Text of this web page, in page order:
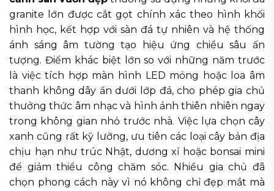
granite lớn được cắt gọt chính xác theo hình khối
hình học, kết hợp với sàn đá tự nhiên và hệ thống
ánh sáng âm tường tạo hiệu ứng chiều sâu ấn
tượng. Điểm khác biệt lớn so với những năm trước
là việc tích hợp màn hình LED mỏng hoặc loa âm
thanh không dây ẩn dưới lớp đá, cho phép gia chủ
thưởng thức âm nhạc và hình ảnh thiên nhiên ngay
trong không gian nhỏ trước nhà. Việc lựa chọn cây
xanh cũng rất kỹ lưỡng, ưu tiên các loại cây bản địa
chịu hạn như trúc Nhật, dương xỉ hoặc bonsai mini
để giảm thiểu công chăm sóc. Nhiều gia chủ đã
chọn phong cách này vì nó không chỉ đẹp mắt mà